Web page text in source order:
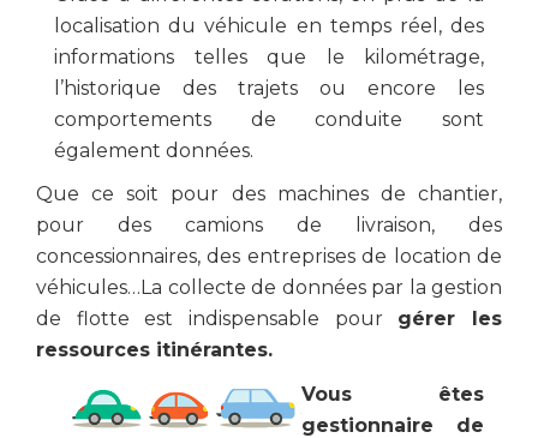
localisation du véhicule en temps réel, des
informations telles que le kilométrage,
l’historique des trajets ou encore les
comportements de conduite sont
également données.
Que ce soit pour des machines de chantier,
pour des camions de livraison, des
concessionnaires, des entreprises de location de
véhicules…La collecte de données par la gestion
de flotte est indispensable pour gérer les
ressources itinérantes.
Vous êtes
gestionnaire de